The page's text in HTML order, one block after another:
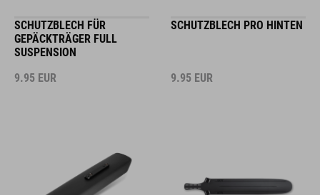
SCHUTZBLECH FÜR
GEPÄCKTRÄGER FULL
SUSPENSION
9.95 EUR
SCHUTZBLECH PRO HINTEN
9.95 EUR